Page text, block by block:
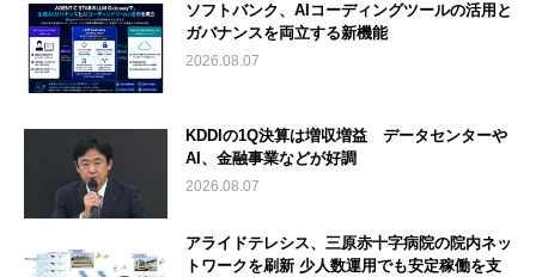
ソフトバンク、AIコーディングツールの活用と
ガバナンスを両立する新機能
2026.08.07
KDDIの1Q決算は増収増益 データセンターや
AI、金融事業などが好調
2026.08.07
アライドテレシス、三原赤十字病院の院内ネッ
トワークを刷新 少人数運用でも安定稼働を支